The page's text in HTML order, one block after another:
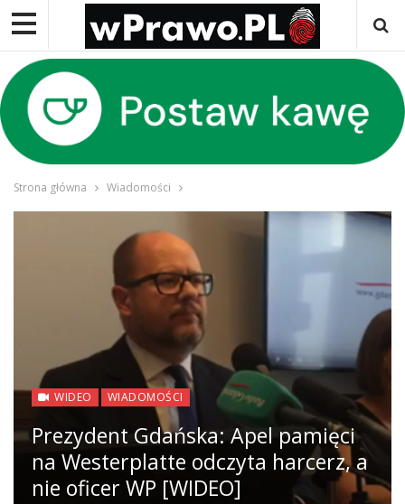
Strona główna Wiadomości
WIDEO WIADOMOŚCI
Prezydent Gdańska: Apel pamięci
na Westerplatte odczyta harcerz, a
nie oficer WP [WIDEO]